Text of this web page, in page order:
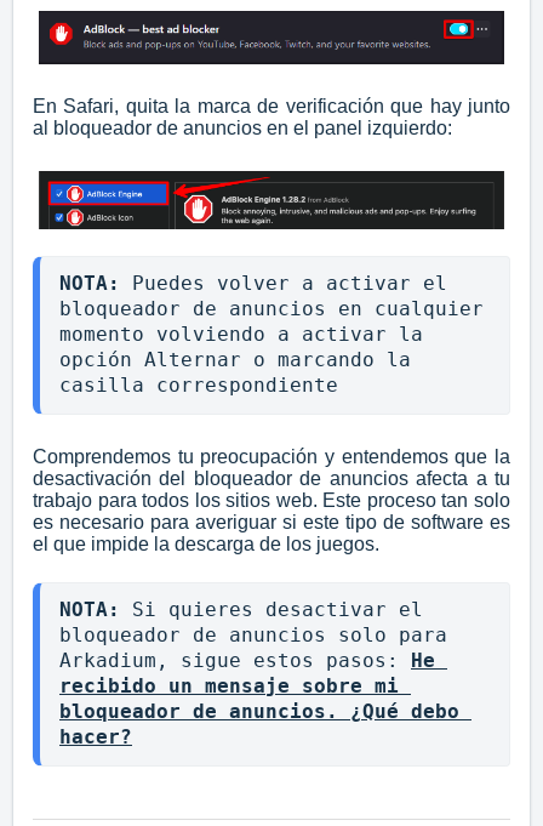
En Safari, quita la marca de verificación que hay junto
al bloqueador de anuncios en el panel izquierdo:
NOTA:
Puedes volver a activar el
bloqueador de anuncios en cualquier
momento volviendo a activar la
opción Alternar o marcando la
casilla correspondiente
Comprendemos tu preocupación y entendemos que la
desactivación del bloqueador de anuncios afecta a tu
trabajo para todos los sitios web. Este proceso tan solo
es necesario para averiguar si este tipo de software es
el que impide la descarga de los juegos.
NOTA: Si quieres desactivar el
bloqueador de anuncios solo para
Arkadium, sigue estos pasos:
He
recibido un mensaje sobre mi
bloqueador de anuncios. ¿Qué debo
hacer?